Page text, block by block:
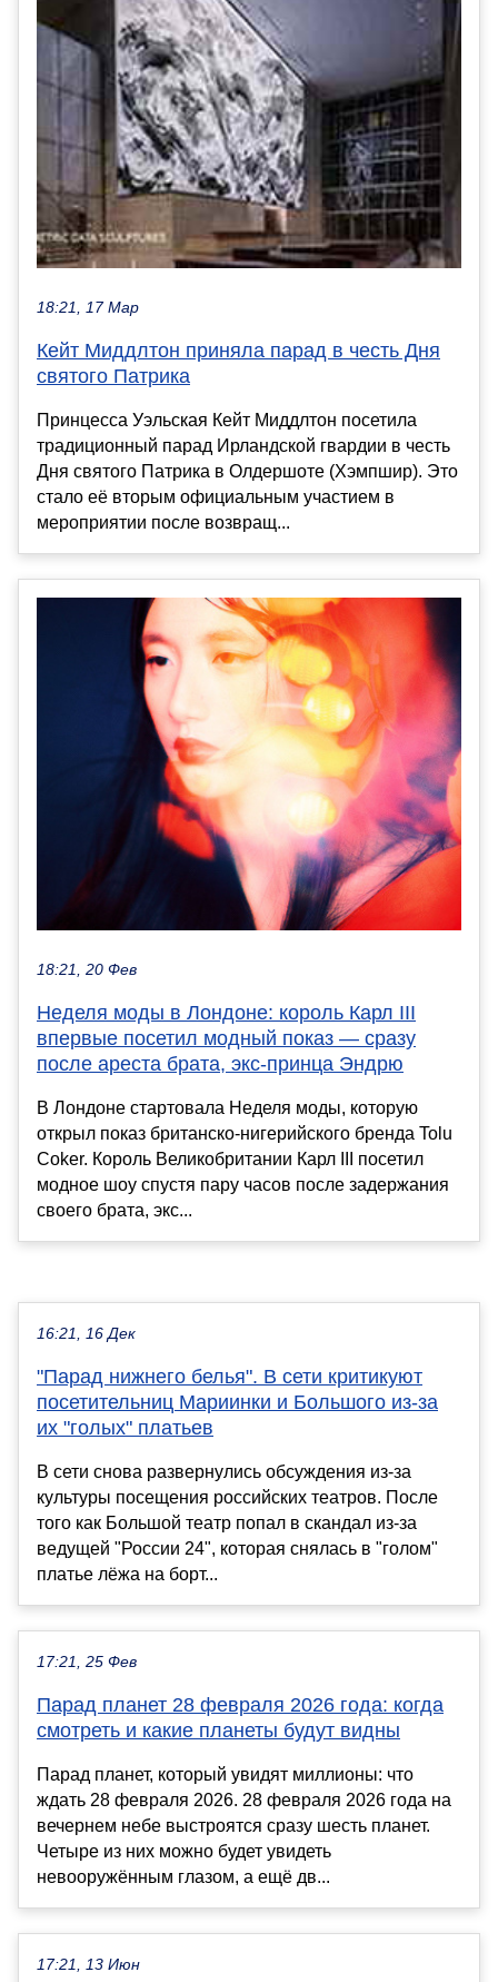
18:21, 17 Мар
Кейт Миддлтон приняла парад в честь Дня
святого Патрика
Принцесса Уэльская Кейт Миддлтон посетила
традиционный парад Ирландской гвардии в честь
Дня святого Патрика в Олдершоте (Хэмпшир). Это
стало её вторым официальным участием в
мероприятии после возвращ...
18:21, 20 Фев
Неделя моды в Лондоне: король Карл III
впервые посетил модный показ — сразу
после ареста брата, экс-принца Эндрю
В Лондоне стартовала Неделя моды, которую
открыл показ британско-нигерийского бренда Tolu
Coker. Король Великобритании Карл III посетил
модное шоу спустя пару часов после задержания
своего брата, экс...
16:21, 16 Дек
"Парад нижнего белья". В сети критикуют
посетительниц Мариинки и Большого из-за
их "голых" платьев
В сети снова развернулись обсуждения из-за
культуры посещения российских театров. После
того как Большой театр попал в скандал из-за
ведущей "России 24", которая снялась в "голом"
платье лёжа на борт...
17:21, 25 Фев
Парад планет 28 февраля 2026 года: когда
смотреть и какие планеты будут видны
Парад планет, который увидят миллионы: что
ждать 28 февраля 2026. 28 февраля 2026 года на
вечернем небе выстроятся сразу шесть планет.
Четыре из них можно будет увидеть
невооружённым глазом, а ещё дв...
17:21, 13 Июн